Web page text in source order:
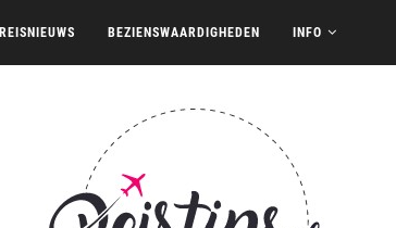
REISNIEUWS BEZIENSWAARDIGHEDEN INFO